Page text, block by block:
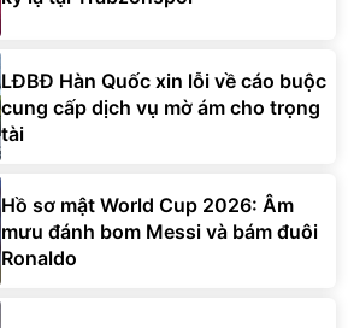
LĐBĐ Hàn Quốc xin lỗi về cáo buộc
cung cấp dịch vụ mờ ám cho trọng
tài
Hồ sơ mật World Cup 2026: Âm
mưu đánh bom Messi và bám đuôi
Ronaldo